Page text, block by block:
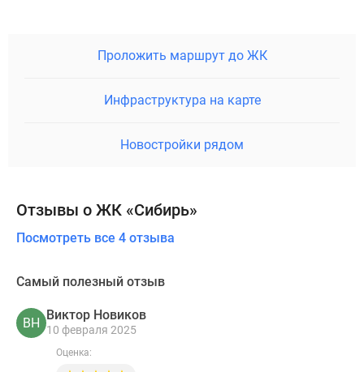
Проложить маршрут до ЖК
Инфраструктура на карте
Новостройки рядом
Отзывы о ЖК «Сибирь»
Посмотреть все 4 отзыва
Самый полезный отзыв
ВН
Виктор Новиков
10 февраля 2025
Оценка: